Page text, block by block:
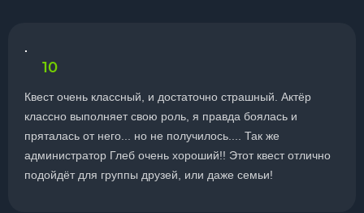
.
10
Квест очень классный, и достаточно страшный. Актёр
классно выполняет свою роль, я правда боялась и
пряталась от него... но не получилось.... Так же
администратор Глеб очень хороший!! Этот квест отлично
подойдёт для группы друзей, или даже семьи!